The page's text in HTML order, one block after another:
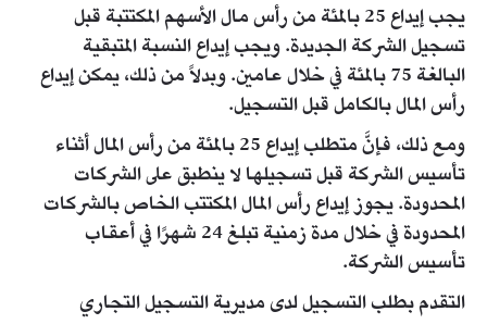
يجب إيداع 25 بالمئة من رأس مال الأسهم المكتتبة قبل
تسجيل الشركة الجديدة. ويجب إيداع النسبة المتبقية
البالغة 75 بالمئة في خلال عامين. وبدلاً من ذلك، يمكن إيداع
رأس المال بالكامل قبل التسجيل.
​ومع ذلك، فإنَّ متطلب إيداع 25 بالمئة من رأس المال أثناء
تأسيس الشركة قبل تسجيلها لا ينطبق على الشركات
المحدودة. يجوز إيداع رأس المال المكتتب الخاص بالشركات
المحدودة في خلال مدة زمنية تبلغ 24 شهرًا في أعقاب
تأسيس الشركة.
التقدم بطلب التسجيل لدى مديرية التسجيل التجاري